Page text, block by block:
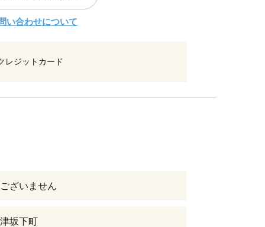
い合わせについて
レジットカード
ざいません
坂下町